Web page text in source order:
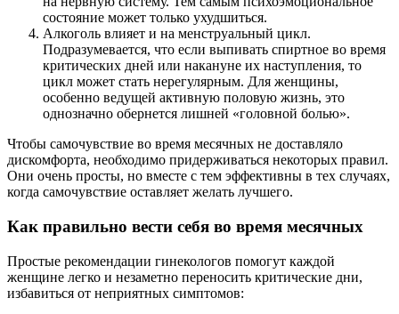
состояние может только ухудшиться.
Алкоголь влияет и на менструальный цикл.
Подразумевается, что если выпивать спиртное во время
критических дней или накануне их наступления, то
цикл может стать нерегулярным. Для женщины,
особенно ведущей активную половую жизнь, это
однозначно обернется лишней «головной болью».
Чтобы самочувствие во время месячных не доставляло
дискомфорта, необходимо придерживаться некоторых правил.
Они очень просты, но вместе с тем эффективны в тех случаях,
когда самочувствие оставляет желать лучшего.
Как правильно вести себя во время месячных
Простые рекомендации гинекологов помогут каждой
женщине легко и незаметно переносить критические дни,
избавиться от неприятных симптомов: